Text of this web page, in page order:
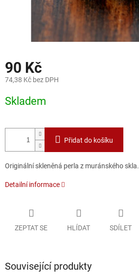
90 Kč
74,38 Kč bez DPH
cena:
Skladem
Přidat do košíku
Originální skleněná perla z muránského skla.
Detailní informace
ZEPTAT SE HLÍDAT SDÍLET
Související produkty